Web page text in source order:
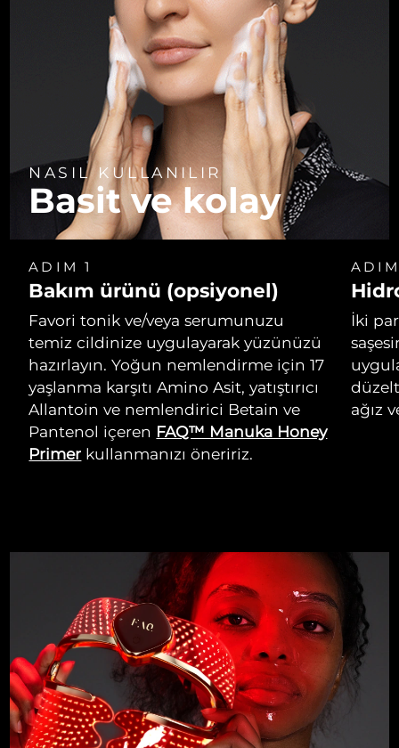
NASIL KULLANILIR
Basit ve kolay
ADIM 1
Bakım ürünü (opsiyonel)
Favori tonik ve/veya serumunuzu
temiz cildinize uygulayarak yüzünüzü
hazırlayın. Yoğun nemlendirme için 17
yaşlanma karşıtı Amino Asit, yatıştırıcı
Allantoin ve nemlendirici Betain ve
Pantenol içeren FAQ™ Manuka Honey
Primer kullanmanızı öneririz.
İki
ağız
Tahmini teslim tarihi
Birleşik Arap
Tahmini teslim tarihi
Birleşik Krallık Tahmini teslim tarihi
Amerika Birleşik
Devletleri
Tahmini teslim tarihi8/13/26
Özbekistan Tahmini teslim tarihi
Vietnam 8/18/26